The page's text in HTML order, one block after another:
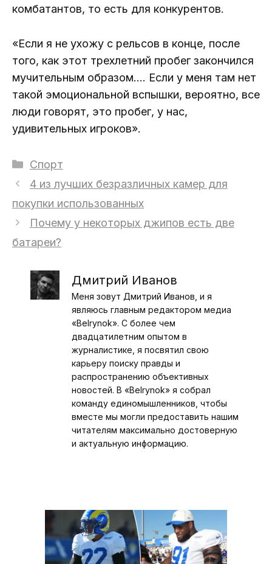
комбатантов, то есть для конкурентов.
«Если я не ухожу с рельсов в конце, после
того, как этот трехлетний пробег закончился
мучительным образом.… Если у меня там нет
такой эмоциональной вспышки, вероятно, все
люди говорят, это пробег, у нас,
удивительных игроков».
Рубрики
Спорт
4 из лучших безразличных камер для
покупки использованных
Почему у некоторых джипов есть две
батареи?
Дмитрий Иванов
Меня зовут Дмитрий Иванов, и я
являюсь главным редактором медиа
«Belrynok». С более чем
двадцатилетним опытом в
журналистике, я посвятил свою
карьеру поиску правды и
распространению объективных
новостей. В «Belrynok» я собрал
команду единомышленников, чтобы
вместе мы могли предоставить нашим
читателям максимально достоверную
и актуальную информацию.